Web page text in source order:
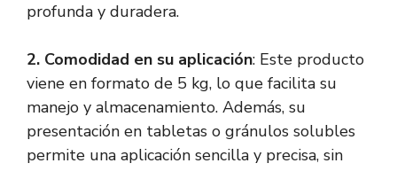
profunda y duradera.
2. Comodidad en su aplicación: Este producto
viene en formato de 5 kg, lo que facilita su
manejo y almacenamiento. Además, su
presentación en tabletas o gránulos solubles
permite una aplicación sencilla y precisa, sin